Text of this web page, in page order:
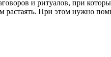
и ритуалов, при
растаять. При этом нужно